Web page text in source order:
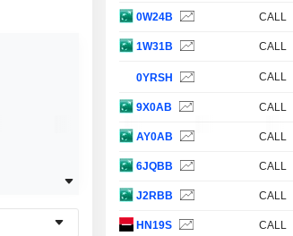
0W24B CALL
1W31B CALL
0YRSH CALL
9X0AB CALL
AY0AB CALL
6JQBB CALL
J2RBB CALL
HN19S CALL